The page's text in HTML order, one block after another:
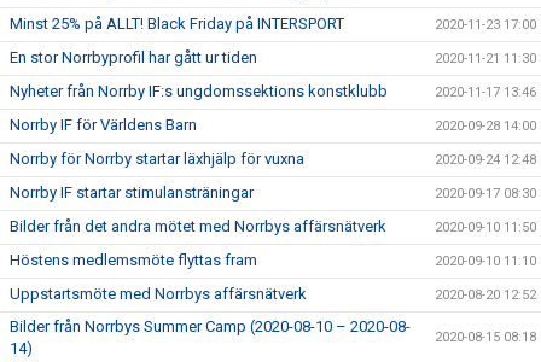
Minst 25% på ALLT! Black Friday på INTERSPORT 2020-11-23 17:00
En stor Norrbyprofil har gått ur tiden 2020-11-21 11:30
Nyheter från Norrby IF:s ungdomssektions konstklubb 2020-11-17 13:46
Norrby IF för Världens Barn 2020-09-28 14:00
Norrby för Norrby startar läxhjälp för vuxna 2020-09-24 12:48
Norrby IF startar stimulansträningar 2020-09-17 08:30
Bilder från det andra mötet med Norrbys affärsnätverk 2020-09-10 11:50
Höstens medlemsmöte flyttas fram 2020-09-10 11:10
Uppstartsmöte med Norrbys affärsnätverk 2020-08-20 12:52
Bilder från Norrbys Summer Camp (2020-08-10 – 2020-08-
14)
2020-08-15 08:18